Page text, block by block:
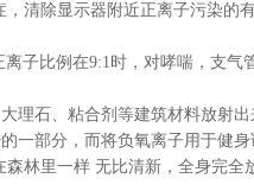
清除显示器附近正离子污染的
离子比例在9:1时，对哮喘，支气
理石、粘合剂等建筑材料放射出
一部分，而将负氧离子用于健
林里一样 无比清新，全身完全